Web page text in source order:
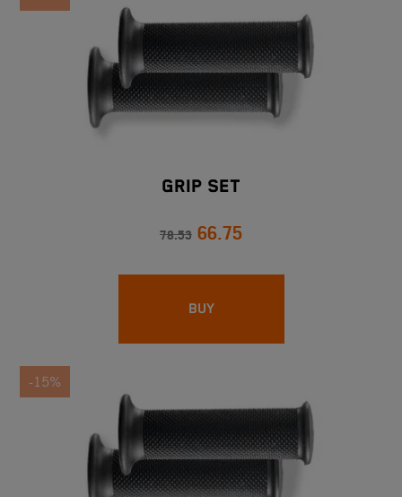
Grip Set
78.53 66.75
BUY
-15%